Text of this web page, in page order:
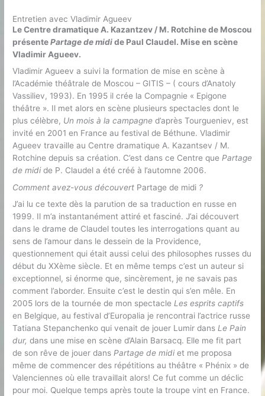
Entretien avec Vladimir Agueev
Le Centre dramatique A. Kazantzev / M. Rotchine de Moscou
présentePartage de midide Paul Claudel. Mise en scène
Vladimir Agueev.
Vladimir Agueev a suivi la formation de mise en scène à
l’Académie théâtrale de Moscou – GITIS – ( cours d’Anatoly
Vassiliev, 1993). En 1995 il crée la Compagnie « Epigone
théâtre ». Il met alors en scène plusieurs spectacles dont le
plus célèbre, Un mois à la campagned’après Tourgueniev, est
invité en 2001 en France au festival de Béthune. Vladimir
Agueev travaille au Centre dramatique A. Kazantsev / M.
Rotchine depuis sa création. C’est dans ce Centre que Partage
de midide P. Claudel a été créé à l’automne 2006.
Comment avez-vous découvert Partage de midi ?
J’ai lu ce texte dès la parution de sa traduction en russe en
1999. Il m’a instantanément attiré et fasciné. J’ai découvert
dans le drame de Claudel toutes les interrogations quant au
sens de l’amour dans le dessein de la Providence,
questionnement qui était aussi celui des philosophes russes du
début du XXème siècle. Et en même temps c’est un auteur si
exceptionnel, si énorme que, sincèrement, je ne savais pas
comment l’aborder. Ensuite c’est le destin qui s’en mêle. En
2005 lors de la tournée de mon spectacle Les esprits captifs
en Belgique, au festival d’Europalia je rencontrai l’actrice russe
Tatiana Stepanchenko qui venait de jouer Lumir dans Le Pain
dur,dans une mise en scène d’Alain Barsacq. Elle me fit part
de son rêve de jouer dans Partage de midiet me proposa
même de commencer des répétitions au théâtre « Phénix » de
Valenciennes où elle travaillait alors! Ce fut comme un déclic
pour moi. Quelque temps après toute la troupe vint en France.